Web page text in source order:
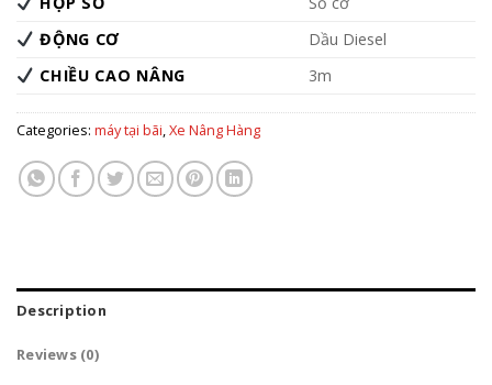
ĐỘNG CƠ
Dầu Diesel
CHIỀU CAO NÂNG
3m
Categories: máy tại bãi,Xe Nâng Hàng
Description
Reviews (0)